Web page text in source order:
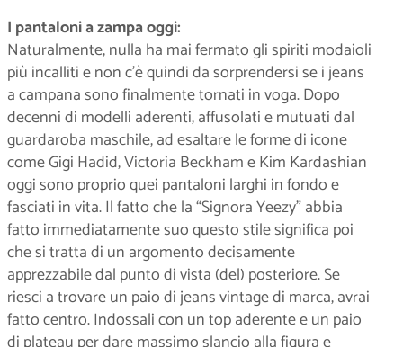
I pantaloni a zampa oggi:
Naturalmente, nulla ha mai fermato gli spiriti modaioli
più incalliti e non c’è quindi da sorprendersi se i jeans
a campana sono finalmente tornati in voga. Dopo
decenni di modelli aderenti, affusolati e mutuati dal
guardaroba maschile, ad esaltare le forme di icone
come Gigi Hadid, Victoria Beckham e Kim Kardashian
oggi sono proprio quei pantaloni larghi in fondo e
fasciati in vita. Il fatto che la “Signora Yeezy” abbia
fatto immediatamente suo questo stile significa poi
che si tratta di un argomento decisamente
apprezzabile dal punto di vista (del) posteriore. Se
riesci a trovare un paio di jeans vintage di marca, avrai
fatto centro. Indossali con un top aderente e un paio